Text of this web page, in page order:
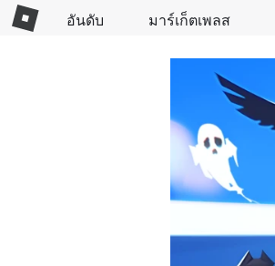
อันดับ มาร์เก็ตเพลส